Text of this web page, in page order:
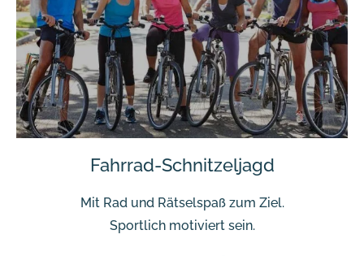
Fahrrad-Schnitzeljagd
Mit Rad und Rätselspaß zum Ziel.
Sportlich motiviert sein.